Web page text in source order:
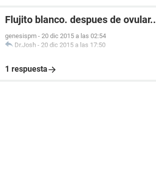
Flujito blanco. despues de ovular..
genesispm - 20 dic 2015 a las 02:54
Dr.Josh - 20 dic 2015 a las 17:50
1 respuesta